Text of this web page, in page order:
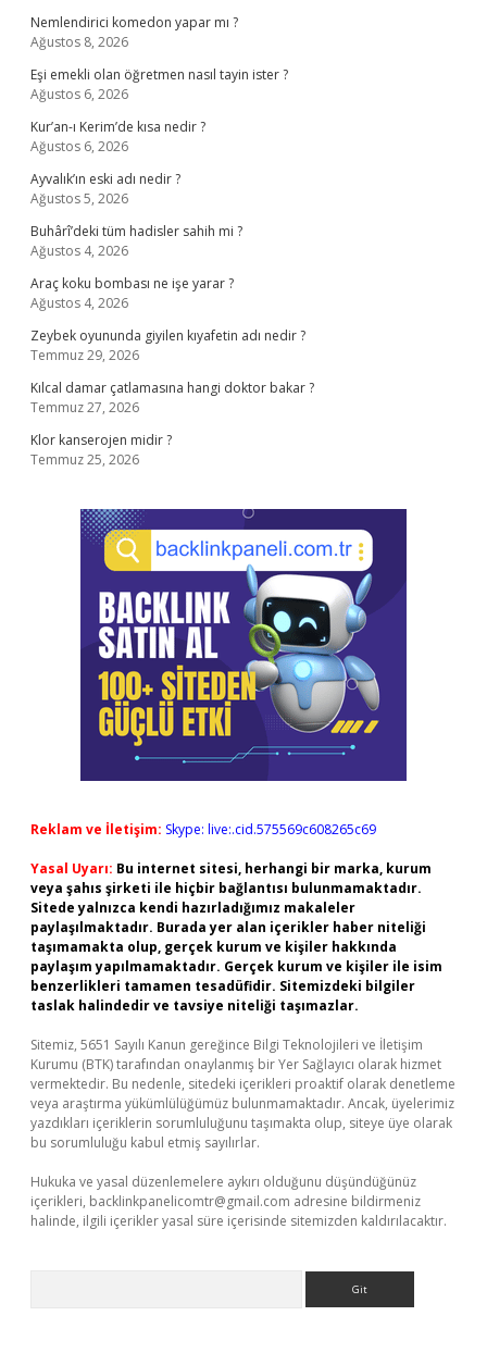
Nemlendirici komedon yapar mı ?
Ağustos 8, 2026
Eşi emekli olan öğretmen nasıl tayin ister ?
Ağustos 6, 2026
Kur’an-ı Kerim’de kısa nedir ?
Ağustos 6, 2026
Ayvalık’ın eski adı nedir ?
Ağustos 5, 2026
Buhârî’deki tüm hadisler sahih mi ?
Ağustos 4, 2026
Araç koku bombası ne işe yarar ?
Ağustos 4, 2026
Zeybek oyununda giyilen kıyafetin adı nedir ?
Temmuz 29, 2026
Kılcal damar çatlamasına hangi doktor bakar ?
Temmuz 27, 2026
Klor kanserojen midir ?
Temmuz 25, 2026
Reklam ve İletişim: Skype: live:.cid.575569c608265c69
Yasal Uyarı: Bu internet sitesi, herhangi bir marka, kurum
veya şahıs şirketi ile hiçbir bağlantısı bulunmamaktadır.
Sitede yalnızca kendi hazırladığımız makaleler
paylaşılmaktadır. Burada yer alan içerikler haber niteliği
taşımamakta olup, gerçek kurum ve kişiler hakkında
paylaşım yapılmamaktadır. Gerçek kurum ve kişiler ile isim
benzerlikleri tamamen tesadüfidir. Sitemizdeki bilgiler
taslak halindedir ve tavsiye niteliği taşımazlar.
Sitemiz, 5651 Sayılı Kanun gereğince Bilgi Teknolojileri ve İletişim
Kurumu (BTK) tarafından onaylanmış bir Yer Sağlayıcı olarak hizmet
vermektedir. Bu nedenle, sitedeki içerikleri proaktif olarak denetleme
veya araştırma yükümlülüğümüz bulunmamaktadır. Ancak, üyelerimiz
yazdıkları içeriklerin sorumluluğunu taşımakta olup, siteye üye olarak
bu sorumluluğu kabul etmiş sayılırlar.
Hukuka ve yasal düzenlemelere aykırı olduğunu düşündüğünüz
içerikleri, backlinkpanelicomtr@gmail.com adresine bildirmeniz
halinde, ilgili içerikler yasal süre içerisinde sitemizden kaldırılacaktır.